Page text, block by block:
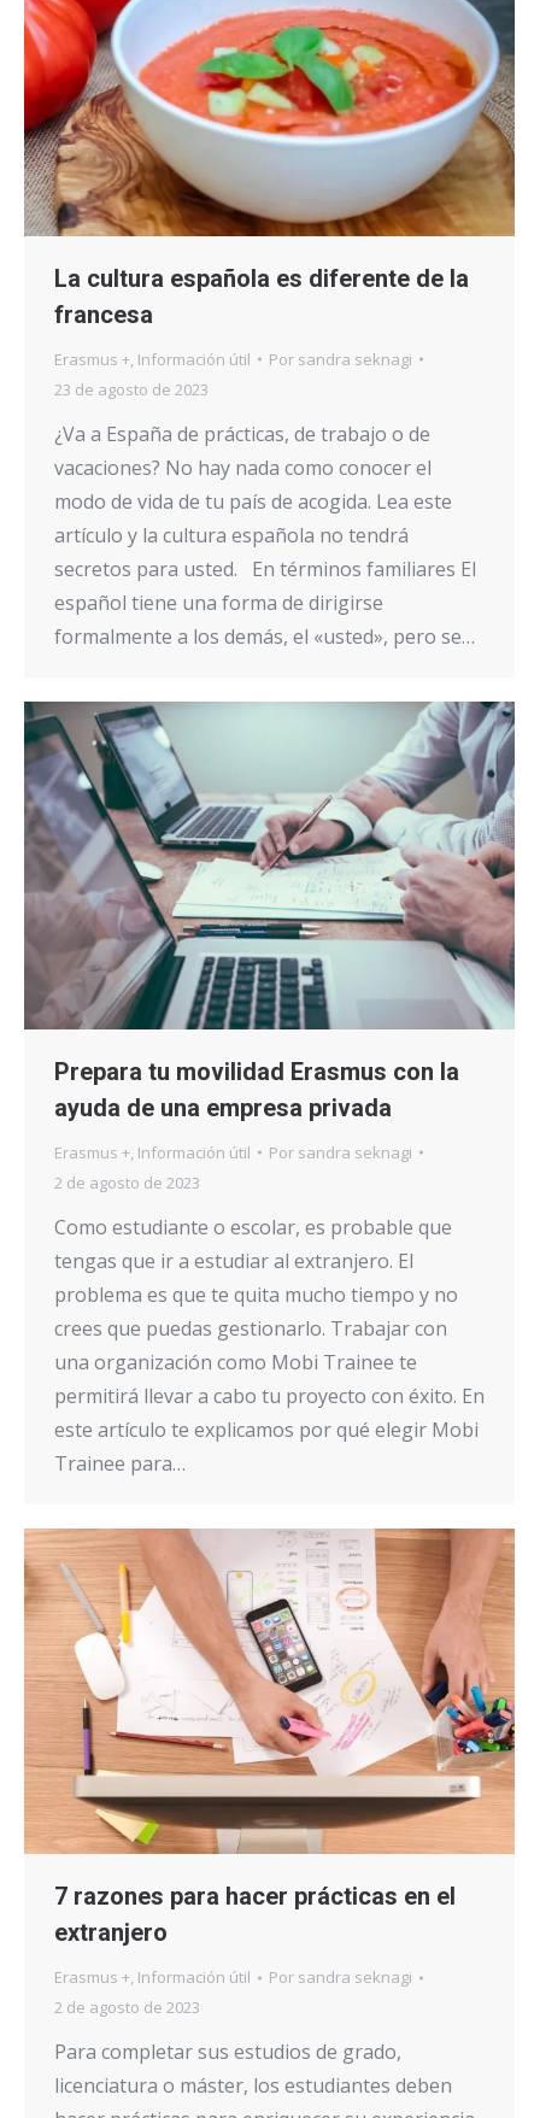
La cultura española es diferente de la
francesa
Erasmus +, Información útil Por sandra seknagi
23 de agosto de 2023
¿Va a España de prácticas, de trabajo o de
vacaciones? No hay nada como conocer el
modo de vida de tu país de acogida. Lea este
artículo y la cultura española no tendrá
secretos para usted. En términos familiares El
español tiene una forma de dirigirse
formalmente a los demás, el «usted», pero se…
Prepara tu movilidad Erasmus con la
ayuda de una empresa privada
Erasmus + Información útil Por sandra seknagi
2 de agosto de 2023
Como estudiante o escolar, es probable que
tengas que ir a estudiar al extranjero. El
problema es que te quita mucho tiempo y no
crees que puedas gestionarlo. Trabajar con
una organización como Mobi Trainee te
permitirá llevar a cabo tu proyecto con éxito. En
este artículo te explicamos por qué elegir Mobi
Trainee para…
7 razones para hacer prácticas en el
extranjero
Erasmus +, Información útil Por sandra seknagi
2 de agosto de 2023
Para completar sus estudios de grado,
licenciatura o máster, los estudiantes deben